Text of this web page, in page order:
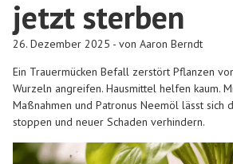
jetzt sterben
26. Dezember 2025 - von Aaron Berndt
Ein Trauermücken Befall zerstört Pflanzen
Wurzeln angreifen. Hausmittel helfen kaum.
Maßnahmen und Patronus Neemöl lässt sich
stoppen und neuer Schaden verhindern.